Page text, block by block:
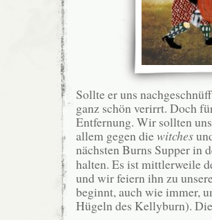
Sollte er uns
ganz schön verirrt. Doch
Entfernung. Wir sollten
allem gegen diewitches
nächsten Burns Supper in
halten. Es ist mittlerweile
und wir feiern ihn zu
beginnt, auch wie immer,
Hügeln des Kellyburn).